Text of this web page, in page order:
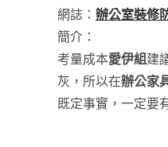
網誌： 辦公室裝修
簡介：
考量成本愛伊組 建
灰，所以在辦公家
既定事實，一定要